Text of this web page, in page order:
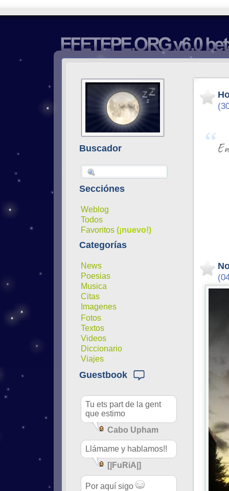
Buscador
Secciónes
Weblog
Todos
Favoritos (¡nuevo!)
Categorías
News
Poesias
Musica
Citas
Imagenes
Fotos
Textos
Videos
Diccionario
Viajes
Guestbook
Tu ets part de la gent
que estimo
Cabo Upham
Llámame y hablamos!!
[|FuRiA|]
Por aquí sigo